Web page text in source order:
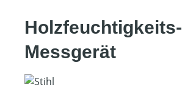
Holzfeuchtigkeits-
Messgerät